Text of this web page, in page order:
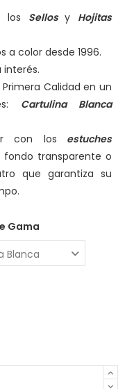
los Sellos y Hojitas
a color desde 1996.
interés.
Calidad en un
Cartulina Blanca
con los estuches
transparente o
que garantiza su
Gama